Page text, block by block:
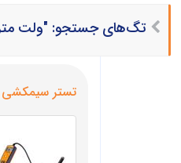
تگ‌های جستجو: "ولت
تستر سیمکشی